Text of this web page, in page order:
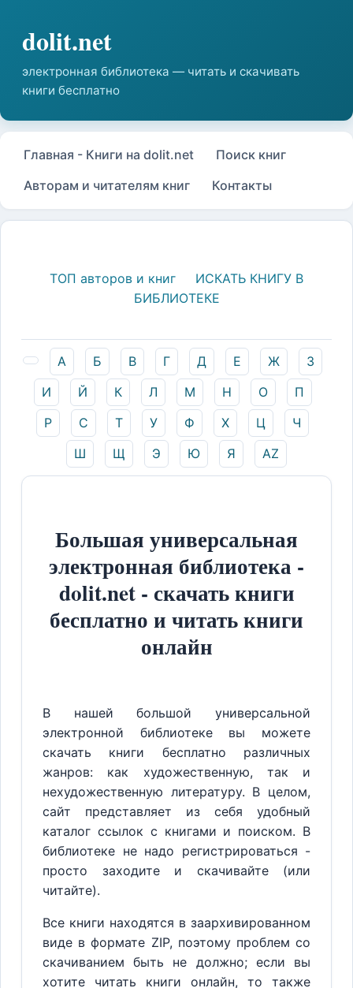
Главная - Книги на dolit.net
Поиск книг
Авторам и читателям книг
Контакты
ТОП авторов и книг
ИСКАТЬ КНИГУ В
БИБЛИОТЕКЕ
А Б В Г Д Е Ж
З
И
Й К Л М Н О
П
Р
С Т У Ф Х Ц
Ч
Ш
Щ Э Ю Я AZ
Большая универсальная
электронная библиотека -
dolit.net - скачать книги
бесплатно и читать книги
онлайн
В нашей большой универсальной
электронной библиотеке вы можете
скачать книги бесплатно различных
жанров: как художественную, так и
нехудожественную литературу. В целом,
сайт представляет из себя удобный
каталог ссылок с книгами и поиском. В
библиотеке не надо регистрироваться -
просто заходите и скачивайте (или
читайте).
Все книги находятся в заархивированном
виде в формате ZIP, поэтому проблем со
скачиванием быть не должно; если вы
хотите читать книги онлайн, то также